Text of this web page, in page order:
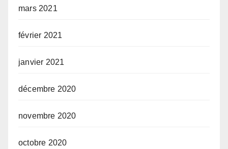
mars 2021
février 2021
janvier 2021
décembre 2020
novembre 2020
octobre 2020